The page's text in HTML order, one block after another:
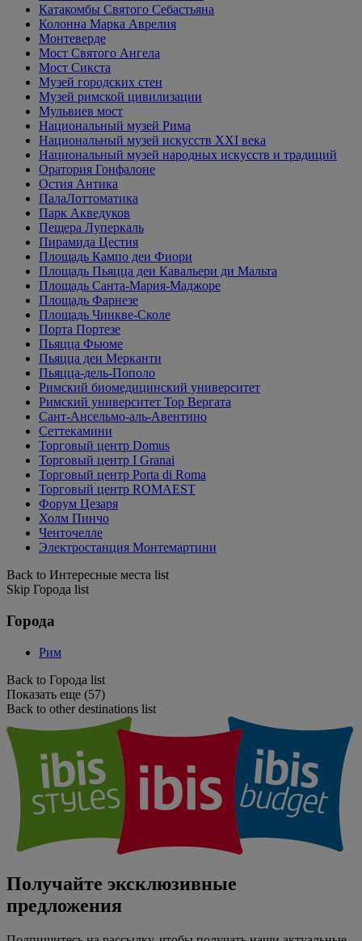
Катакомбы Святого Себастьяна
Колонна Марка Аврелия
Монтеверде
Мост Святого Ангела
Мост Сикста
Музей городских стен
Музей римской цивилизации
Мульвиев мост
Национальный музей Рима
Национальный музей искусств XXI века
Национальный музей народных искусств и традиций
Оратория Гонфалоне
Остия Антика
ПалаЛоттоматика
Парк Акведуков
Пещера Луперкаль
Пирамида Цестия
Площадь Кампо деи Фиори
Площадь Пьяцца деи Кавальери ди Мальта
Площадь Санта-Мария-Маджоре
Площадь Фарнезе
Площадь Чинкве-Сколе
Порта Портезе
Пьяцца Фьюме
Пьяцца деи Мерканти
Пьяцца-дель-Пополо
Римский биомедицинский университет
Римский университет Тор Вергата
Сант-Ансельмо-аль-Авентино
Сеттекамини
Торговый центр Domus
Торговый центр I Granai
Торговый центр Porta di Roma
Торговый центр ROMAEST
Форум Цезаря
Холм Пинчо
Ченточелле
Электростанция Монтемартини
Back to Интересные места list
Skip Города list
Города
Рим
Back to Города list
Показать еще (57)
Back to other destinations list
Получайте эксклюзивные
предложения